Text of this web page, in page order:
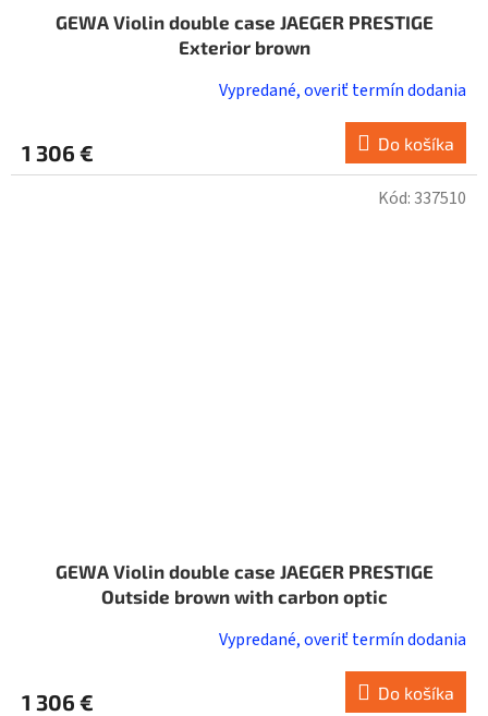
GEWA Violin double case JAEGER PRESTIGE
Exterior brown
Vypredané, overiť termín dodania
1 306 € Do košíka
GEWA Violin double case JAEGER PRESTIGE
Outside brown with carbon optic
Vypredané, overiť termín dodania
1 306 € Do košíka
Kód: 337510